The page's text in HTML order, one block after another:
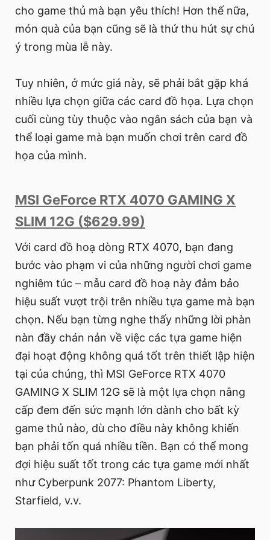
cho game thủ mà bạn yêu thích! Hơn thế nữa,
món quà của bạn cũng sẽ là thứ thu hút sự chú
ý trong mùa lễ này.
Tuy nhiên, ở mức giá này, sẽ phải bắt gặp khá
nhiều lựa chọn giữa các card đồ họa. Lựa chọn
cuối cùng tùy thuộc vào ngân sách của bạn và
thể loại game mà bạn muốn chơi trên card đồ
họa của mình.
MSI GeForce RTX 4070 GAMING X
SLIM 12G ($629.99)
Với card đồ hoạ dòng RTX 4070, bạn đang
bước vào phạm vi của những người chơi game
nghiêm túc – mẫu card đồ hoạ này đảm bảo
hiệu suất vượt trội trên nhiều tựa game mà bạn
chọn. Nếu bạn từng nghe thấy những lời phàn
nàn đầy chán nản về việc các tựa game hiện
đại hoạt động không quá tốt trên thiết lập hiện
tại của chúng, thì MSI GeForce RTX 4070
GAMING X SLIM 12G sẽ là một lựa chọn nâng
cấp đem đến sức mạnh lớn dành cho bất kỳ
game thủ nào, dù cho điều này không khiến
bạn phải tốn quá nhiều tiền. Bạn có thể mong
đợi hiệu suất tốt trong các tựa game mới nhất
như Cyberpunk 2077: Phantom Liberty,
Starfield, v.v.